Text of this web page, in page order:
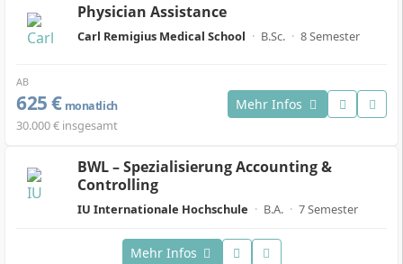
Physician Assistance
Carl Remigius Medical School · B.Sc. · 8 Semester
AB
625 € monatlich
30.000 € insgesamt
Mehr Infos
BWL – Spezialisierung Accounting &
Controlling
IU Internationale Hochschule · B.A. · 7 Semester
Mehr Infos